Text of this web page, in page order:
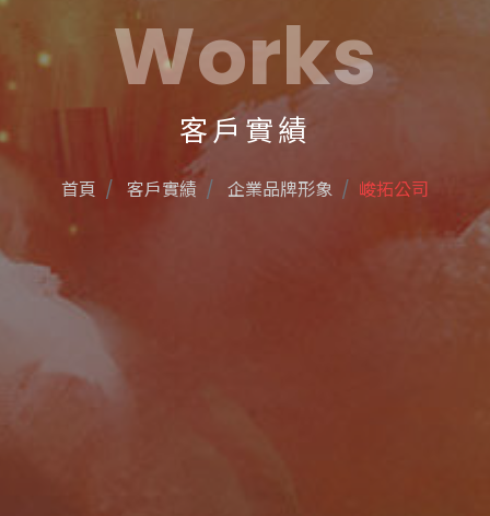
Works
客戶實績
首頁 客戶實績 企業品牌形象 峻拓公司